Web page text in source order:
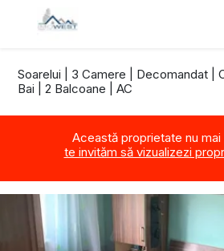
Soarelui | 3 Camere | Decomandat |
Bai | 2 Balcoane | AC
Această proprietate nu
te invităm să vizualizezi